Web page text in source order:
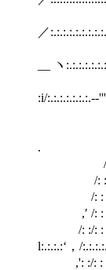
,': : : :
／
i: : /: :
__ ヽ
|／
:i/
/: : : : /:
/: : : : /:
. /: : : :./:
/: : : :/: : /
/: : : /: : /
/: : :/: : :/:
,′ /: : :/: : :
/: :/: : : :
l:.:.:.:‘，/
,': :/: : : :